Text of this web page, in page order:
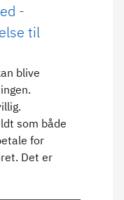
-
til
blive
som både
for
Det er